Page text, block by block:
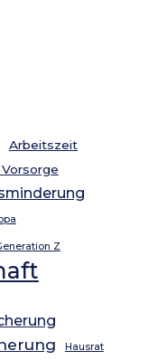
Arbeitszeit
Z
Hausrat